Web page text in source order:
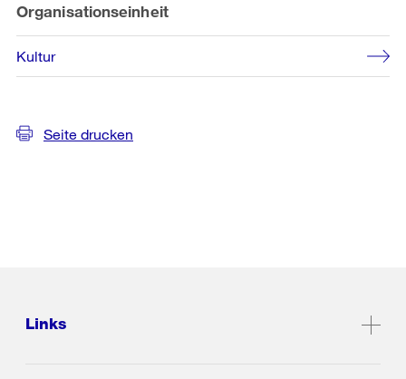
Organisationseinheit
Kultur
Seite drucken
Links